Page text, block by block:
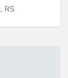
RS